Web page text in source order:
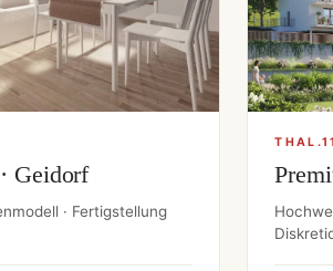
Geidorf
· Fertigstellung